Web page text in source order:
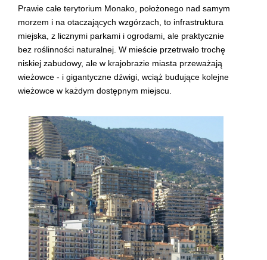
Prawie całe terytorium Monako, położonego nad samym
morzem i na otaczających wzgórzach, to infrastruktura
miejska, z licznymi parkami i ogrodami, ale praktycznie
bez roślinności naturalnej. W mieście przetrwało trochę
niskiej zabudowy, ale w krajobrazie miasta przeważają
wieżowce - i gigantyczne dźwigi, wciąż budujące kolejne
wieżowce w każdym dostępnym miejscu.